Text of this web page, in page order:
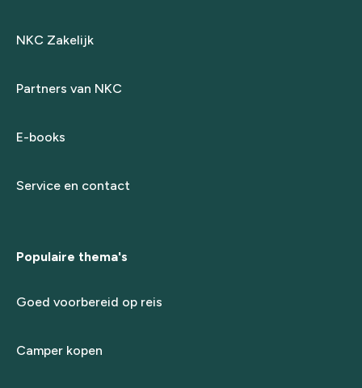
NKC Zakelijk
Partners van NKC
E-books
Service en contact
Populaire thema's
Goed voorbereid op reis
Camper kopen